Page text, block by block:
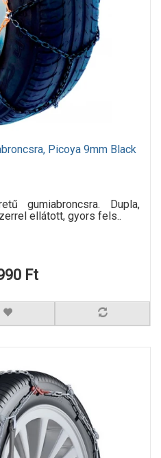
Picoya 9mm Black
gumiabroncsra. Dupla,
ellátott, gyors fels..
Ft